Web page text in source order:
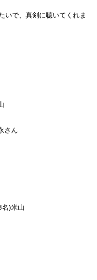
いで、真剣に聴いてくれま
さん
)米山